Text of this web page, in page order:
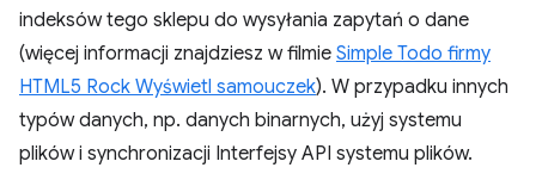
indeksów tego sklepu do wysyłania zapytań o dane
(więcej informacji znajdziesz w filmie Simple Todo firmy
HTML5 Rock Wyświetl samouczek). W przypadku innych
typów danych, np. danych binarnych, użyj systemu
plików i synchronizacji Interfejsy API systemu plików.